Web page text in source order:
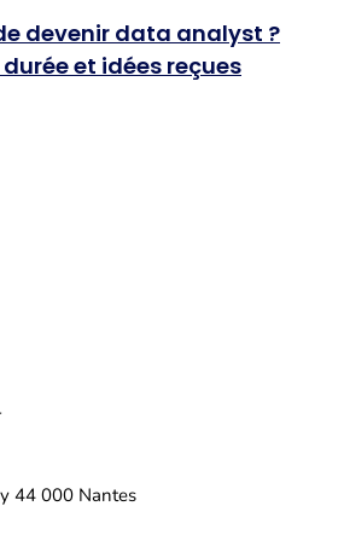
devenir data analyst ?
et idées reçues
44 000 Nantes